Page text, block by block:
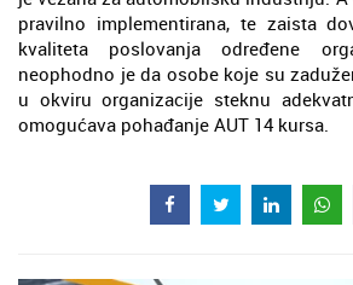
pravilno implementirana, te zaista
kvaliteta poslovanja određene
neophodno je da osobe koje su
u okviru organizacije steknu
omogućava pohađanje AUT 14 kursa.